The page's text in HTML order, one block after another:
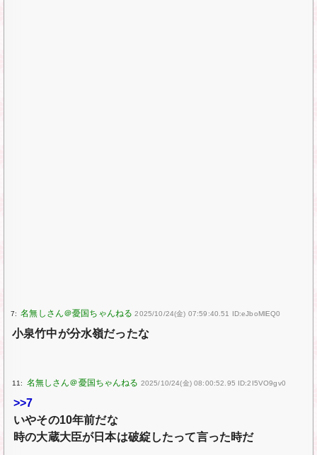
7: 2025/10/24(金) 07:59:40.51 ID:eJboMlEQ0
小泉竹中が分水嶺だったな
11: 2025/10/24(金) 08:00:52.95 ID:2I5VO9gv0
>>7
いやその10年前だな
時の大蔵大臣が日本は破綻したって言った時だ